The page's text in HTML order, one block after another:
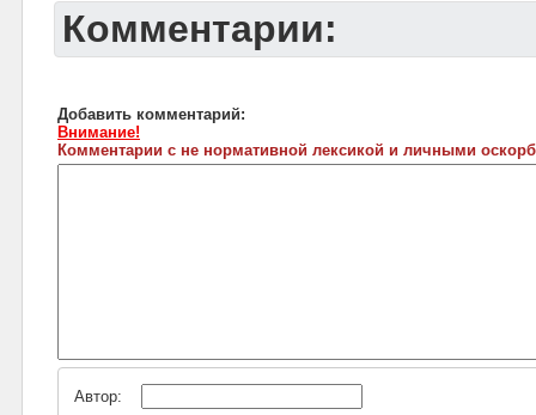
Комментарии:
Добавить комментарий:
Внимание!
Комментарии с не нормативной лексикой и личными
Автор: